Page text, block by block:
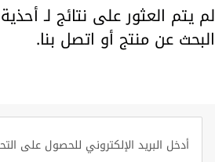
لم يتم العثور على نتائج لـ
البحث عن منتج أو اتصل بنا.